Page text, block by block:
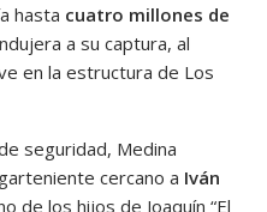
hasta cuatro millones de
a su captura, al
en la estructura de Los
seguridad, Medina
cercano a Iván
de los hijos de Joaquín “El